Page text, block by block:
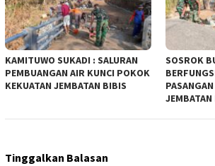
KAMITUWO SUKADI : SALURAN
PEMBUANGAN AIR KUNCI POKOK
KEKUATAN JEMBATAN BIBIS
SOSROK
Tinggalkan Balasan